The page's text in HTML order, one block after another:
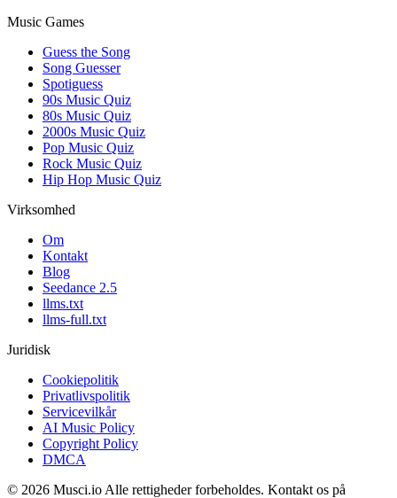
Music Games
Guess the Song
Song Guesser
Spotiguess
90s Music Quiz
80s Music Quiz
2000s Music Quiz
Pop Music Quiz
Rock Music Quiz
Hip Hop Music Quiz
Virksomhed
Om
Kontakt
Blog
Seedance 2.5
llms.txt
llms-full.txt
Juridisk
Cookiepolitik
Privatlivspolitik
Servicevilkår
AI Music Policy
Copyright Policy
DMCA
© 2026 Musci.io Alle rettigheder forbeholdes. Kontakt os på